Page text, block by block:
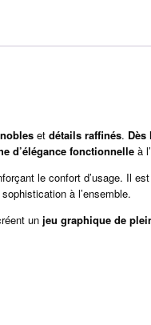
et détails raffinés. Dès
d’élégance fonctionnelle à
le confort d’usage. Il
à l’ensemble.
un jeu graphique de